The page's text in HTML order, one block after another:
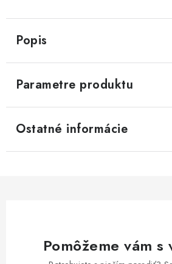
Popis
Parametre produktu
Ostatné informácie
Pomôžeme vám s